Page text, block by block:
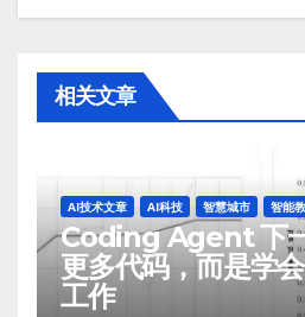
相关文章
AI技术文章 AI科技 智慧城市 智能
Coding Agent 下
更多代码，而是学
工作